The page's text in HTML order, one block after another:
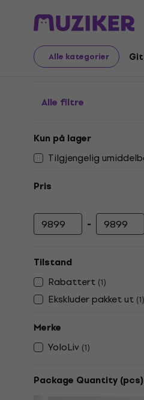
Alle kategorier
Audio Video Tech Foto
Smarte
Alle filtre
Kun på lager
Tilgjengelig
Pris
-
Tilstand
Rabattert (1)
Ekskluder pakket ut (1)
Merke
YoloLiv (1)
Package Quantity (pcs)